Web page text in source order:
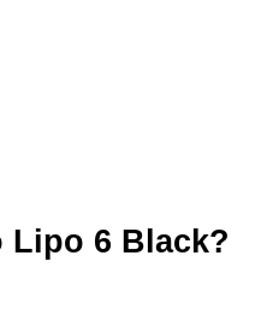
Lipo 6 Black?